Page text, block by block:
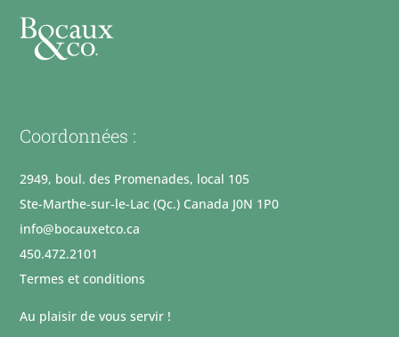
Coordonnées :
2949, boul. des Promenades, local 105
Ste-Marthe-sur-le-Lac (Qc.) Canada J0N 1P0
info@bocauxetco.ca
450.472.2101
Termes et conditions
Au plaisir de vous servir !